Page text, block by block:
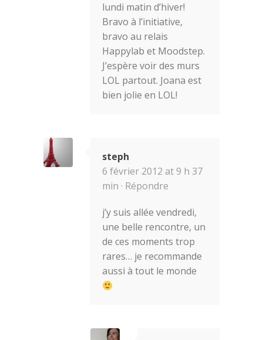
lundi matin d’hiver!
Bravo à l’initiative,
bravo au relais
Happylab et Moodstep.
J’espère voir des murs
LOL partout. Joana est
bien jolie en LOL!
steph
6 février 2012 at 9 h 37
min · Répondre
j’y suis allée vendredi,
une belle rencontre, un
de ces moments trop
rares… je recommande
aussi à tout le monde